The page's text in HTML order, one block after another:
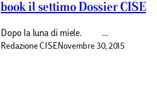
book il settimo Dossier CISE
Dopo la luna di miele. …
Redazione CISENovembre 30, 2015